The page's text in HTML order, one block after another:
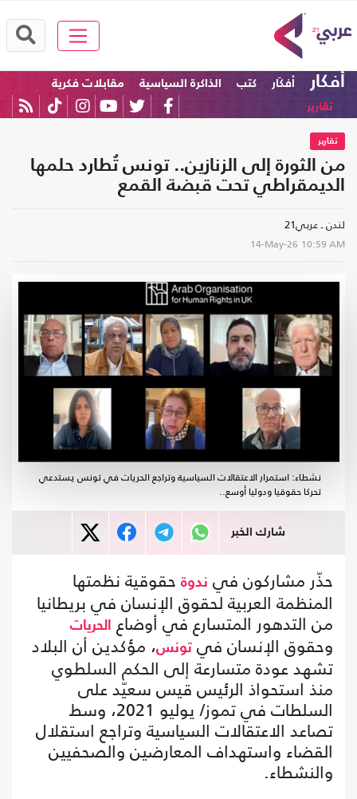
أفكار أفكَار كتب الذاكرة السياسية
مقابلات فكرية
تقارير
تقارير
من الثورة إلى الزنازين.. تونس تُطارد حلمها
الديمقراطي تحت قبضة القمع
لندن ـ عربي21
14-May-26 10:59 AM
نشطاء: استمرار الاعتقالات السياسية وتراجع الحريات في تونس يستدعي
تحركا حقوقيا ودوليا أوسع..
شارك الخبر
حذّر مشاركون في ندوة حقوقية نظمتها
المنظمة العربية لحقوق الإنسان في بريطانيا
من التدهور المتسارع في أوضاع الحريات
وحقوق الإنسان في تونس، مؤكدين أن البلاد
تشهد عودة متسارعة إلى الحكم السلطوي
منذ استحواذ الرئيس قيس سعيّد على
السلطات في تموز/ يوليو 2021، وسط
تصاعد الاعتقالات السياسية وتراجع استقلال
القضاء واستهداف المعارضين والصحفيين
والنشطاء.